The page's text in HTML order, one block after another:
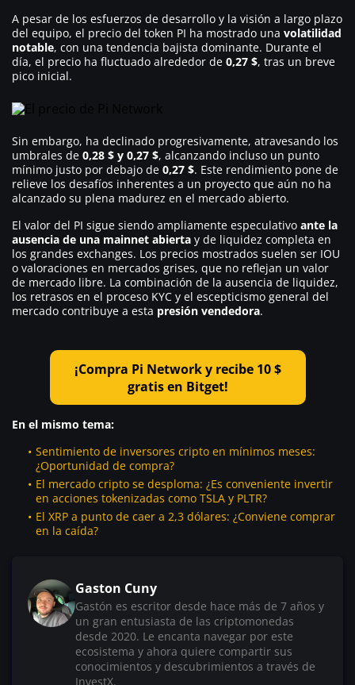
A pesar de los esfuerzos de desarrollo y la visión a largo plazo
del equipo, el precio del token PI ha mostrado una volatilidad
notable, con una tendencia bajista dominante. Durante el
día, el precio ha fluctuado alrededor de 0,27 $, tras un breve
pico inicial.
Sin embargo, ha declinado progresivamente, atravesando los
umbrales de 0,28 $ y 0,27 $, alcanzando incluso un punto
mínimo justo por debajo de 0,27 $. Este rendimiento pone de
relieve los desafíos inherentes a un proyecto que aún no ha
alcanzado su plena madurez en el mercado abierto.
El valor del PI sigue siendo ampliamente especulativo ante la
ausencia de una mainnet abierta y de liquidez completa en
los grandes exchanges. Los precios mostrados suelen ser IOU
o valoraciones en mercados grises, que no reflejan un valor
de mercado libre. La combinación de la ausencia de liquidez,
los retrasos en el proceso KYC y el escepticismo general del
mercado contribuye a esta presión vendedora.
¡Compra Pi Network y recibe 10 $
gratis en Bitget!
En el mismo tema:
Sentimiento de inversores cripto en mínimos meses:
¿Oportunidad de compra?
El mercado cripto se desploma: ¿Es conveniente invertir
en acciones tokenizadas como TSLA y PLTR?
El XRP a punto de caer a 2,3 dólares: ¿Conviene comprar
en la caída?
Gaston Cuny
Gastón es escritor desde hace más de 7 años y
un gran entusiasta de las criptomonedas
desde 2020. Le encanta navegar por este
ecosistema y ahora quiere compartir sus
conocimientos y descubrimientos a través de
InvestX.